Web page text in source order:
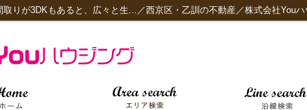
取りが3DKもあると、広々と生...／西京区・乙訓の不動産／株式会社You